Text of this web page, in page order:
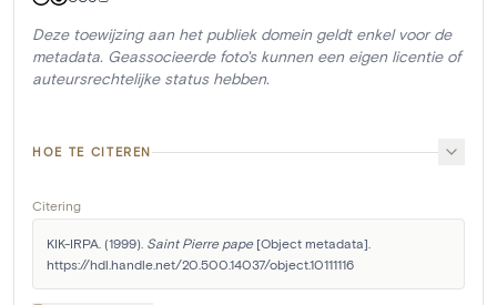
Deze toewijzing aan het publiek domein geldt enkel voor de
metadata. Geassocieerde foto's kunnen een eigen licentie of
auteursrechtelijke status hebben.
HOE TE CITEREN
Citering
KIK-IRPA. (1999). Saint Pierre pape [Object metadata].
https://hdl.handle.net/20.500.14037/object.10111116